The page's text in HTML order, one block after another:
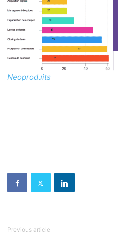
Neoproduits
Previous article